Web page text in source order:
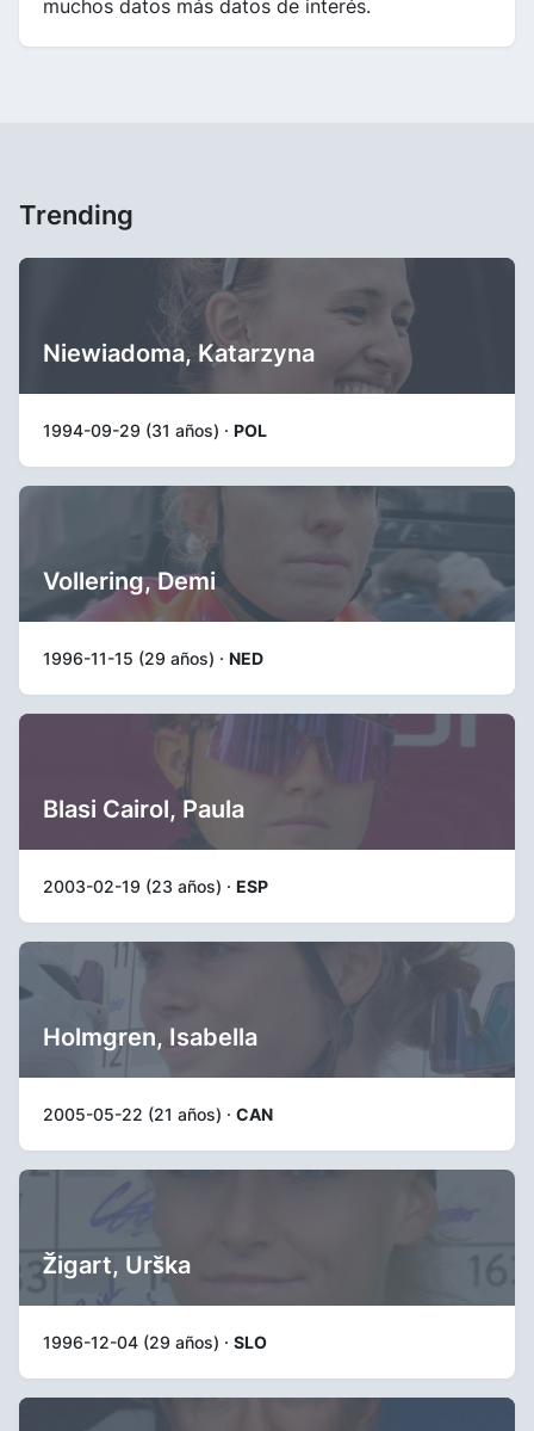
muchos datos más datos de interés.
Trending
Niewiadoma, Katarzyna
1994-09-29 (31 años) · POL
Vollering, Demi
1996-11-15 (29 años) · NED
Blasi Cairol, Paula
2003-02-19 (23 años) · ESP
Holmgren, Isabella
2005-05-22 (21 años) · CAN
Žigart, Urška
1996-12-04 (29 años) · SLO